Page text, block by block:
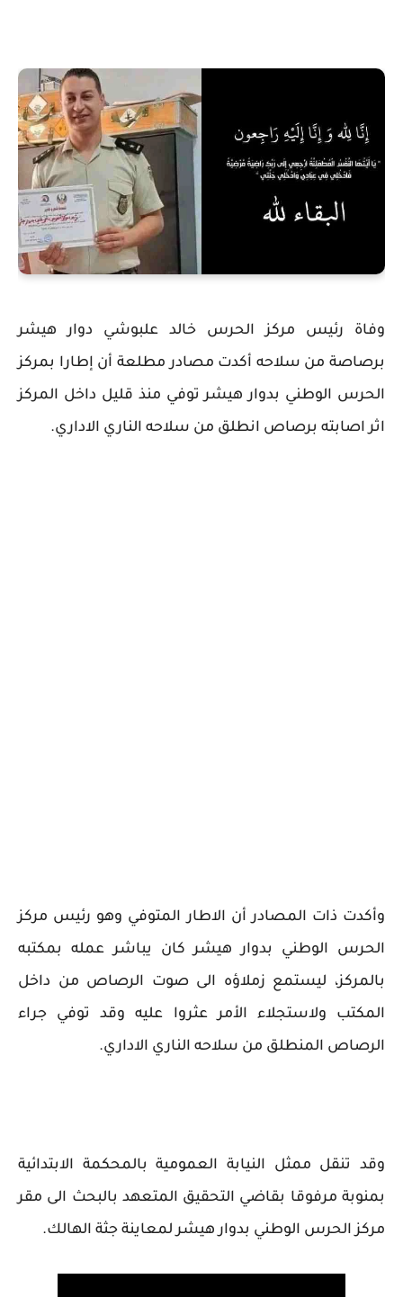
وفاة رئيس مركز الحرس خالد علبوشي دوار هيشر
برصاصة من سلاحه أكدت مصادر مطلعة أن إطارا بمركز
الحرس الوطني بدوار هيشر توفي منذ قليل داخل المركز
اثر اصابته برصاص انطلق من سلاحه الناري الاداري.
وأكدت ذات المصادر أن الاطار المتوفي وهو رئيس مركز
الحرس الوطني بدوار هيشر كان يباشر عمله بمكتبه
بالمركز، ليستمع زملاؤه الى صوت الرصاص من داخل
المكتب ولاستجلاء الأمر عثروا عليه وقد توفي جراء
الرصاص المنطلق من سلاحه الناري الاداري.
وقد تنقل ممثل النيابة العمومية بالمحكمة الابتدائية
بمنوبة مرفوقا بقاضي التحقيق المتعهد بالبحث الى مقر
مركز الحرس الوطني بدوار هيشر لمعاينة جثة الهالك.